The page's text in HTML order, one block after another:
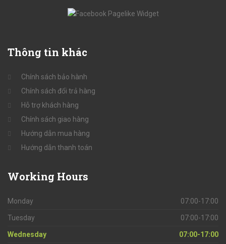
Thông tin khác
Chính sách bảo hành
Chính sách đổi trả hàng
Hỗ trợ khách hàng
Chính sách giao hàng
Hướng dẫn mua hàng
Hướng dẫn thanh toán
Working Hours
Monday 07:00-17:00
Tuesday 07:00-17:00
Wednesday 07:00-17:00